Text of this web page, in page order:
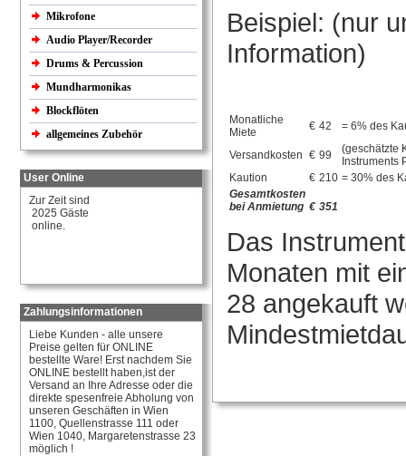
Mikrofone
Audio Player/Recorder
Drums & Percussion
Mundharmonikas
Blockflöten
allgemeines Zubehör
User Online
Zur Zeit sind
2025 Gäste
online.
Zahlungsinformationen
Liebe Kunden - alle unsere
Preise gelten für ONLINE
bestellte Ware! Erst nachdem Sie
ONLINE bestellt haben,ist der
Versand an Ihre Adresse oder die
direkte spesenfreie Abholung von
unseren Geschäften in Wien
1100, Quellenstrasse 111 oder
Wien 1040, Margaretenstrasse 23
möglich !
Beispiel: (nur
Information)
Monatliche
Miete
€ 42 = 6% des
Versandkosten € 99
(geschätzte
Instruments
Kaution
€ 210 = 30% des
Gesamtkosten
bei Anmietung € 351
Das
Monaten mit
28 angekauft